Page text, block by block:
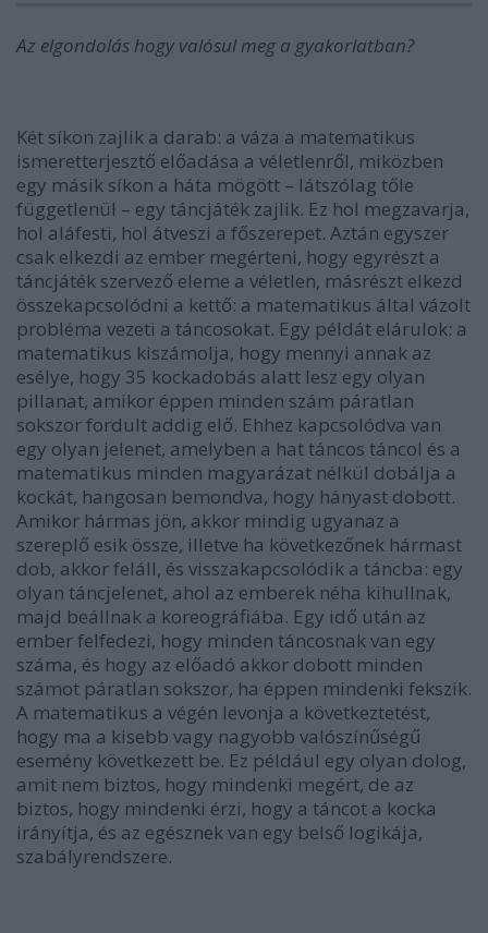
Az elgondolás hogy valósul meg a gyakorlatban?
Két síkon zajlik a darab: a váza a matematikus
ismeretterjesztő előadása a véletlenről, miközben
egy másik síkon a háta mögött – látszólag tőle
függetlenül – egy táncjáték zajlik. Ez hol megzavarja,
hol aláfesti, hol átveszi a főszerepet. Aztán egyszer
csak elkezdi az ember megérteni, hogy egyrészt a
táncjáték szervező eleme a véletlen, másrészt elkezd
összekapcsolódni a kettő: a matematikus által vázolt
probléma vezeti a táncosokat. Egy példát elárulok: a
matematikus kiszámolja, hogy mennyi annak az
esélye, hogy 35 kockadobás alatt lesz egy olyan
pillanat, amikor éppen minden szám páratlan
sokszor fordult addig elő. Ehhez kapcsolódva van
egy olyan jelenet, amelyben a hat táncos táncol és a
matematikus minden magyarázat nélkül dobálja a
kockát, hangosan bemondva, hogy hányast dobott.
Amikor hármas jön, akkor mindig ugyanaz a
szereplő esik össze, illetve ha következőnek hármast
dob, akkor feláll, és visszakapcsolódik a táncba: egy
olyan táncjelenet, ahol az emberek néha kihullnak,
majd beállnak a koreográfiába. Egy idő után az
ember felfedezi, hogy minden táncosnak van egy
száma, és hogy az előadó akkor dobott minden
számot páratlan sokszor, ha éppen mindenki fekszik.
A matematikus a végén levonja a következtetést,
hogy ma a kisebb vagy nagyobb valószínűségű
esemény következett be. Ez például egy olyan dolog,
amit nem biztos, hogy mindenki megért, de az
biztos, hogy mindenki érzi, hogy a táncot a kocka
irányítja, és az egésznek van egy belső logikája,
szabályrendszere.